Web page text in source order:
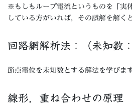
※もしもループ電流というものを「実
している方がいれば，その誤解を解く
回路網解析法：（未知数
節点電位を未知数とする解法を学びます
線形，重ね合わせの原理